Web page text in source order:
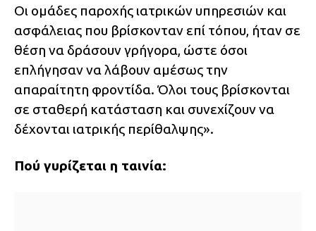
Οι ομάδες παροχής ιατρικών υπηρεσιών και
ασφάλειας που βρίσκονταν επί τόπου, ήταν σε
θέση να δράσουν γρήγορα, ώστε όσοι
επλήγησαν να λάβουν αμέσως την
απαραίτητη φροντίδα. Όλοι τους βρίσκονται
σε σταθερή κατάσταση και συνεχίζουν να
δέχονται ιατρικής περίθαλψης».
Πού γυρίζεται η ταινία: